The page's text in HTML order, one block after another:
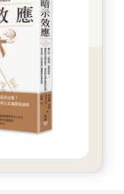
測的準確度的嚴
並且提出可能足
計算結果，在阿
就已經十分清楚
總署還不知道能
。統計學家博克
頓公式並非完美